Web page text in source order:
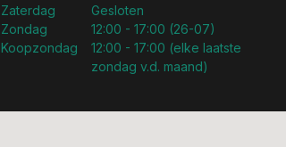
Zaterdag
Zondag
Koopzondag
Gesloten
12:00 - 17:00 (26-07)
12:00 - 17:00 (elke laatste
zondag v.d. maand)